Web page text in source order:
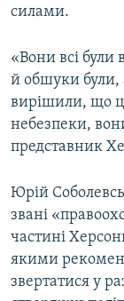
силами.
«Вони всі були
й обшуки були,
вирішили, що
небезпеки,
представник
Юрій
звані
частині
якими
звертатися у